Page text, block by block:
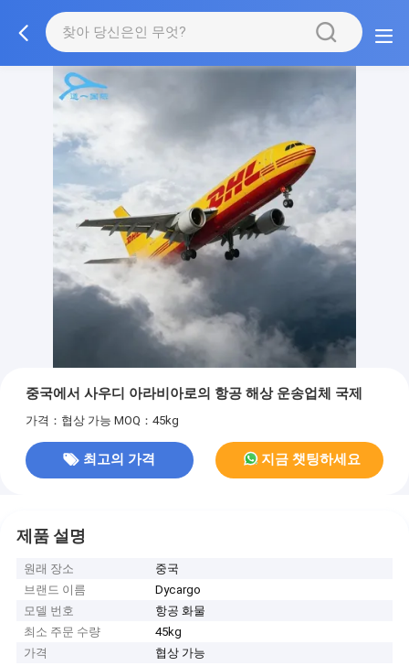
중국에서 사우디 아라비아로의 항공 해상 운송업체 국제
가격：협상 가능 MOQ：45kg
최고의 가격 지금 챗팅하세요
제품 설명
원래 장소
중국
브랜드 이름
Dycargo
모델 번호
항공 화물
최소 주문 수량
45kg
가격
협상 가능